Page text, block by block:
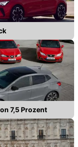
7,5 Prozent